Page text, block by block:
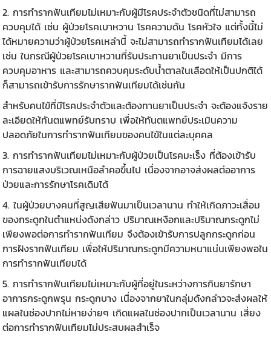
2. การทำรากฟันเทียมไม่เหมาะกับผู้มีโรคประจำตัวชนิดที่ไม่สามารถ
ควบคุมได้ เช่น ผู้ป่วยโรคเบาหวาน โรคความดัน โรคหัวใจ แต่ทั้งนี้ไม่
ได้หมายความว่าผู้ป่วยโรคเหล่านี้ จะไม่สามารถทำรากฟันเทียมได้เลย
เช่น ในกรณีผู้ป่วยโรคเบาหวานที่รับประทานยาเป็นประจำ มีการ
ควบคุมอาหาร และสามารถควบคุมระดับน้ำตาลในเลือดให้เป็นปกติได้
ก็สามารถเข้ารับการรักษารากฟันเทียมได้เช่นกัน
สำหรับคนไข้ที่มีโรคประจำตัวและต้องทานยาเป็นประจำ จะต้องแจ้งราย
ละเอียดให้ทันตแพทย์รับทราบ เพื่อให้ทันตแพทย์ประเมินความ
ปลอดภัยในการทำรากฟันเทียมของคนไข้ในแต่ละบุคคล
3. การทำรากฟันเทียมไม่เหมาะกับผู้ป่วยเป็นโรคมะเร็ง ที่ต้องเข้ารับ
การฉายแสงบริเวณเหนือลำคอขึ้นไป เนื่องจากอาจส่งผลต่ออาการ
ป่วยและการรักษาโรคเดิมได้
4. ในผู้ป่วยบางคนที่สูญเสียฟันมาเป็นเวลานาน ทำให้เกิดภาวะเสื่อม
ของกระดูกในตำแหน่งดังกล่าว ปริมาณเหงือกและปริมาณกระดูกไม่
เพียงพอต่อการทำรากฟันเทียม จึงต้องเข้ารับการปลูกกระดูกก่อน
การฝังรากฟันเทียม เพื่อให้ปริมาณกระดูกมีความหนาแน่นเพียงพอใน
การทำรากฟันเทียมได้
5. การทำรากฟันเทียมไม่เหมาะกับผู้ที่อยู่ในระหว่างการกินยารักษา
อาการกระดูกพรุน กระดูกบาง เนื่องจากยาในกลุ่มดังกล่าวจะส่งผลให้
แผลในช่องปากไม่หายง่ายๆ เกิดแผลในช่องปากเป็นเวลานาน เสี่ยง
ต่อการทำรากฟันเทียมไม่ประสบผลสำเร็จ